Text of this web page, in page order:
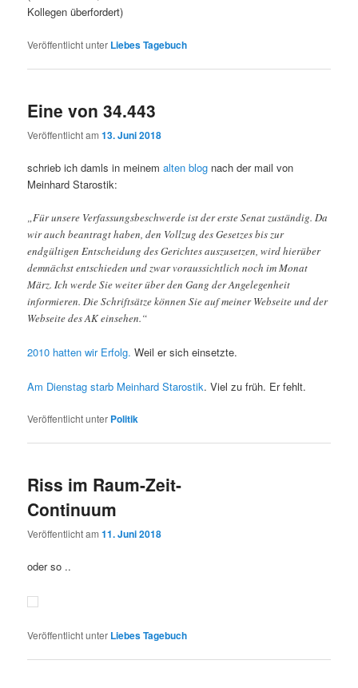
Kollegen überfordert)
Veröffentlicht unter Liebes Tagebuch
Eine von 34.443
Veröffentlicht am13. Juni 2018
schrieb ich damls in meinemalten blog nach der mail von
Meinhard Starostik:
„Für unsere Verfassungsbeschwerde ist der erste Senat zuständig. Da
wir auch beantragt haben, den Vollzug des Gesetzes bis zur
endgültigen Entscheidung des Gerichtes auszusetzen, wird hierüber
demnächst entschieden und zwar voraussichtlich noch im Monat
März. Ich werde Sie weiter über den Gang der Angelegenheit
informieren. Die Schriftsätze können Sie auf meiner Webseite und der
Webseite des AK einsehen.“
2010 hatten wir Erfolg. Weil er sich einsetzte.
Am Dienstag starb Meinhard Starostik. Viel zu früh. Er fehlt.
Veröffentlicht unter Politik
Riss im Raum-Zeit-
Continuum
Veröffentlicht am11. Juni 2018
oder so ..
Veröffentlicht unter Liebes Tagebuch